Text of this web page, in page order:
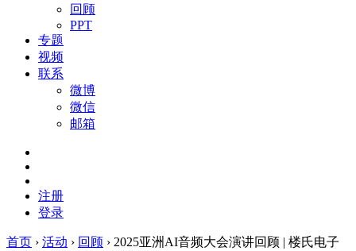
回顾
PPT
专题
视频
联系
微博
微信
邮箱
注册
登录
首页 › 活动 › 回顾 › 2025亚洲AI音频大会演讲回顾 | 楼氏电子